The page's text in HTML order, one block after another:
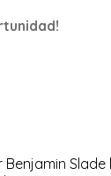
Benjamin